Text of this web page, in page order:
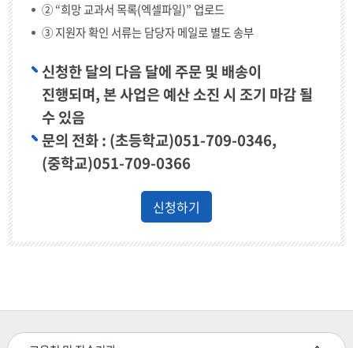
② “희망 교과서 목록(엑셀파일)” 업로드
③ 지원자 확인 서류는 담당자 메일로 별도 송부
신청한 달의 다음 달에 주문 및 배송이
진행되며, 본 사업은 예산 소진 시 조기 마감 될
수 있음
문의 전화 : (초등학교)051-709-0346,
(중학교)051-709-0366
신청하기